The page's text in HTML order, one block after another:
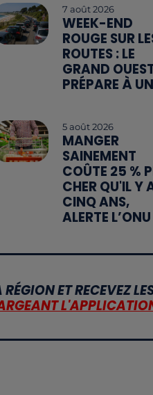
7 août 2026
WEEK-END
ROUGE SUR
ROUTES : LE
GRAND
PRÉPARE À
5 août 2026
MANGER
SAINEMENT
COÛTE 25 %
CHER QU'IL Y
CINQ ANS,
ALERTE L’ONU
ET RECEVEZ